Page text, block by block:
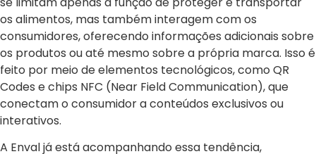
os alimentos, mas também interagem com os
consumidores, oferecendo informações adicionais sobre
os produtos ou até mesmo sobre a própria marca. Isso é
feito por meio de elementos tecnológicos, como QR
Codes e chips NFC (Near Field Communication), que
conectam o consumidor a conteúdos exclusivos ou
interativos.
A Enval já está acompanhando essa tendência,